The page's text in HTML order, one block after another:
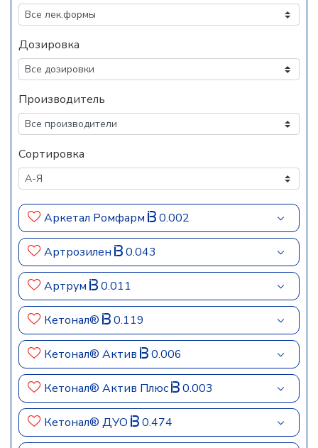
Дозировка
Производитель
Сортировка
Аркетал Ромфарм 0.002
Артрозилен 0.043
Артрум 0.011
Кетонал® 0.119
Кетонал® Актив 0.006
Кетонал® Актив Плюс 0.003
Кетонал® ДУО 0.474